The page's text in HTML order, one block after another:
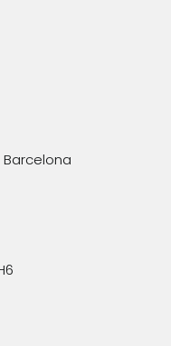
Barcelona